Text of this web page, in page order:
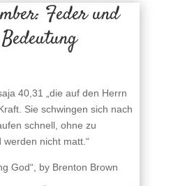
Feder und
40,31 „die auf den Herrn
Sie schwingen sich nach
schnell, ohne zu
nicht matt.“
God“, by Brenton Brown